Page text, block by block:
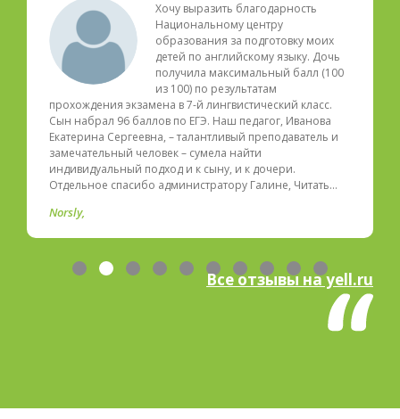
Хочу выразить благодарность
Национальному центру
образования за подготовку моих
детей по английскому языку. Дочь
получила максимальный балл (100
из 100) по результатам
прохождения экзамена в 7-й лингвистический класс.
Сын набрал 96 баллов по ЕГЭ. Наш педагог, Иванова
Екатерина Сергеевна, – талантливый преподаватель и
замечательный человек – сумела найти
индивидуальный подход и к сыну, и к дочери.
Отдельное спасибо администратору Галине, Читать…
Norsly
Все отзывы на yell.ru